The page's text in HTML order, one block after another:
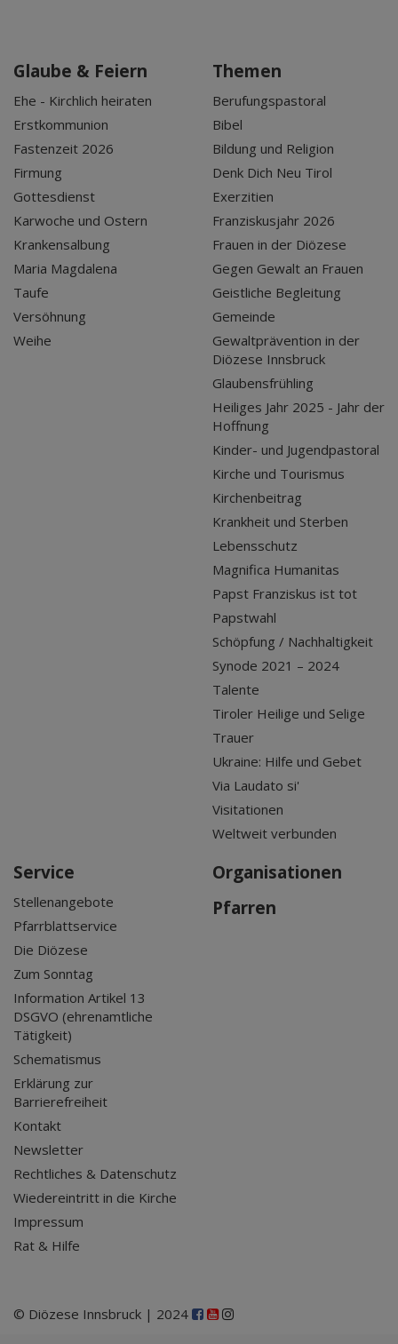
Glaube & Feiern
Ehe - Kirchlich heiraten
Erstkommunion
Fastenzeit 2026
Firmung
Gottesdienst
Karwoche und Ostern
Krankensalbung
Maria Magdalena
Taufe
Versöhnung
Weihe
Themen
Berufungspastoral
Bibel
Bildung und Religion
Denk Dich Neu Tirol
Exerzitien
Franziskusjahr 2026
Frauen in der Diözese
Gegen Gewalt an Frauen
Geistliche Begleitung
Gemeinde
Gewaltprävention in der
Diözese Innsbruck
Glaubensfrühling
Heiliges Jahr 2025 - Jahr der
Hoffnung
Kinder- und Jugendpastoral
Kirche und Tourismus
Kirchenbeitrag
Krankheit und Sterben
Lebensschutz
Magnifica Humanitas
Papst Franziskus ist tot
Papstwahl
Schöpfung / Nachhaltigkeit
Synode 2021 – 2024
Talente
Tiroler Heilige und Selige
Trauer
Ukraine: Hilfe und Gebet
Via Laudato si'
Visitationen
Weltweit verbunden
Service
Stellenangebote
Pfarrblattservice
Die Diözese
Zum Sonntag
Information Artikel 13
DSGVO (ehrenamtliche
Tätigkeit)
Schematismus
Erklärung zur
Barrierefreiheit
Kontakt
Newsletter
Rechtliches & Datenschutz
Wiedereintritt in die Kirche
Impressum
Rat & Hilfe
Organisationen
Pfarren
© Diözese Innsbruck | 2024